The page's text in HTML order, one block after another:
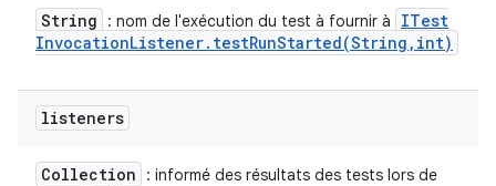
String : nom de l'exécution du test à fournir à
ITest
InvocationListener. testRunStarted(String , int)
listeners
Collection
: informé des résultats des tests lors de